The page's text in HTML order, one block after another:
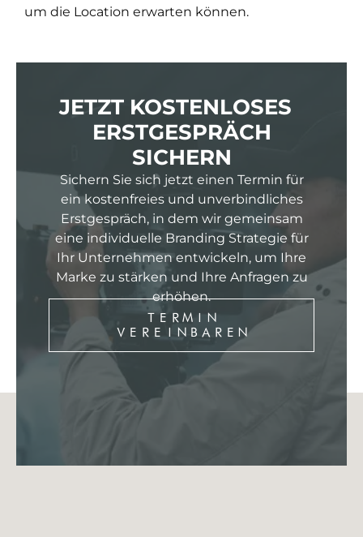
um die Location erwarten können.
JETZT KOSTENLOSES
ERSTGESPRÄCH
SICHERN
Sichern Sie sich jetzt einen Termin für
ein kostenfreies und unverbindliches
Erstgespräch, in dem wir gemeinsam
eine individuelle Branding Strategie für
Ihr Unternehmen entwickeln, um Ihre
Marke zu stärken und Ihre Anfragen zu
erhöhen.
TERMIN
VEREINBAREN